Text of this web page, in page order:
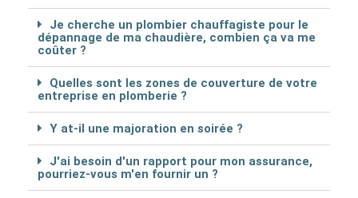
Je cherche un plombier chauffagiste pour le
dépannage de ma chaudière, combien ça va me
coûter ?
Quelles sont les zones de couverture de votre
entreprise en plomberie ?
Y at-il une majoration en soirée ?
J'ai besoin d'un rapport pour mon assurance,
pourriez-vous m'en fournir un ?